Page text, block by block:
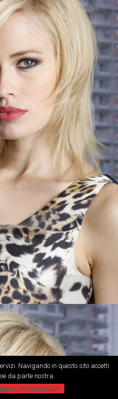
Navigando in questo sito accetti
da parte nostra.
informazioni